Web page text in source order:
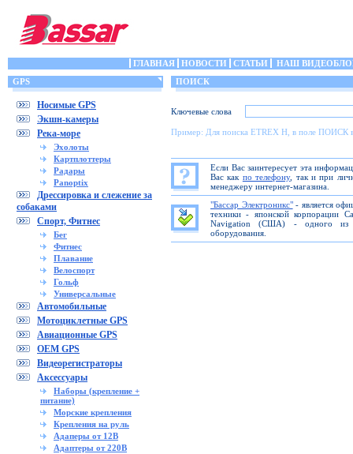
ГЛАВНАЯ НОВОСТИ СТАТЬИ
НАШ
GPS
Носимые GPS
Экшн-камеры
Река-море
Эхолоты
Картплоттеры
Радары
Panoptix
Дрессировка и слежение за
собаками
Спорт, Фитнес
Бег
Фитнес
Плавание
Велоспорт
Гольф
Универсальные
Автомобильные
Мотоциклетные GPS
Авиационные GPS
OEM GPS
Видеорегистраторы
Аксессуары
Наборы (крепление +
питание)
Морские крепления
Крепления на руль
Адаперы от 12В
Адаптеры от 220В
ПОИСК
Ключевые слова
Пример: Для поиска ETREX H, в поле ПОИСК
Если Вас заинтересует эта
Вас как по телефону, так и при
менеджеру интернет-магазина.
"Бассар Электроникс"- является
техники - японской корпорации
Navigation (США) - одного из
оборудования.